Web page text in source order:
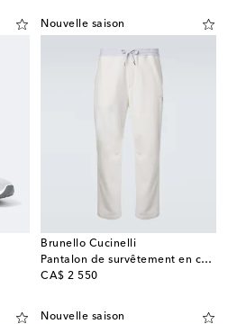
Nouvelle saison
Brunello Cucinelli
Pantalon de survêtement en coton
CA$ 2 550
original price
Nouvelle saison